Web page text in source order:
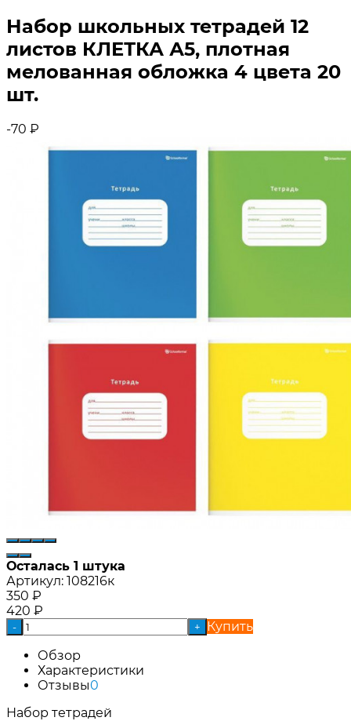
Набор школьных тетрадей 12
листов КЛЕТКА А5, плотная
мелованная обложка 4 цвета 20
шт.
-70 ₽
Осталась 1 штука
Артикул: 108216к
350 ₽
420 ₽
- +
Купить
Обзор
Характеристики
Отзывы0
Набор тетрадей